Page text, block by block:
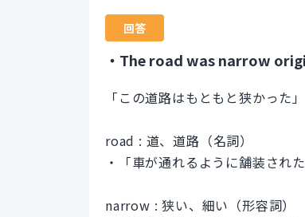
回答
・The road was narrow
「この道路はもともと狭かった
road : 道、道路（名詞）
・「車が通れるように舗装され
narrow : 狭い、細い（形容詞）